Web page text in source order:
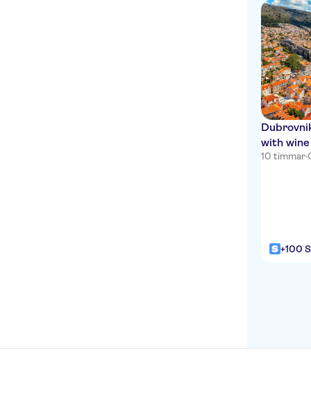
Camera Hotel
with
10 timmar·
+100